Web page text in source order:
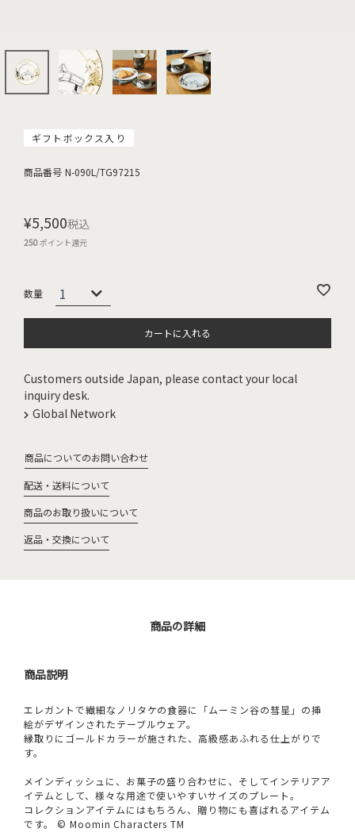
ギフトボックス入り
商品番号 N-090L/TG97215
¥5,500税込
250ポイント還元
カートに入れる
Customers outside Japan, please contact your local
inquiry desk.
Global Network
商品についてのお問い合わせ
配送・送料について
商品のお取り扱いについて
返品・交換について
商品の詳細
商品説明
エレガントで繊細なノリタケの食器に「ムーミン谷の彗星」の挿
絵がデザインされたテーブルウェア。
縁取りにゴールドカラーが施された、高級感あふれる仕上がりで
す。
メインディッシュに、お菓子の盛り合わせに、そしてインテリアア
イテムとして、様々な用途で使いやすいサイズのプレート。
コレクションアイテムにはもちろん、贈り物にも喜ばれるアイテム
です。 © Moomin Characters TM